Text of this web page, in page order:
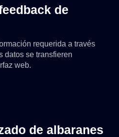
de
requerida a través
datos se transfieren
web.
de albaranes